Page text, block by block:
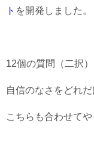
ト を開発しました。
12個の質問（二択
自信のなさをどれ
こちらも合わせてや